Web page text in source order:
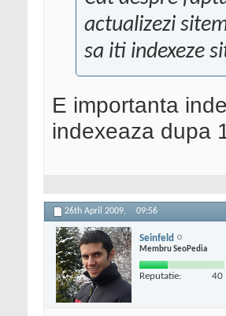
actualizezi
sa iti indexeze
E importanta
indexeaza dupa
26th April 2009, 09:56
Seinfeld
Membru SeoPedia
Reputatie: 40